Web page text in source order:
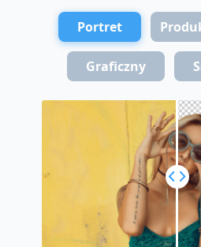
Portret
Graficzny